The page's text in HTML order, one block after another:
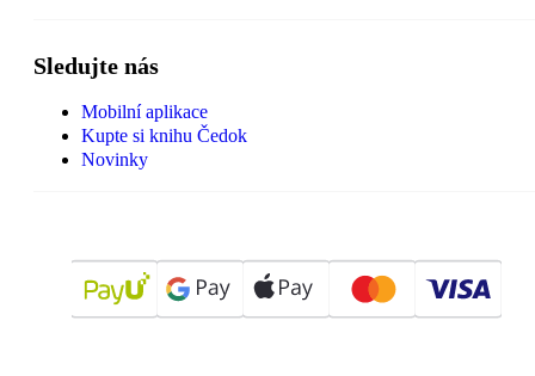
Sledujte nás
Mobilní aplikace
Kupte si knihu Čedok
Novinky